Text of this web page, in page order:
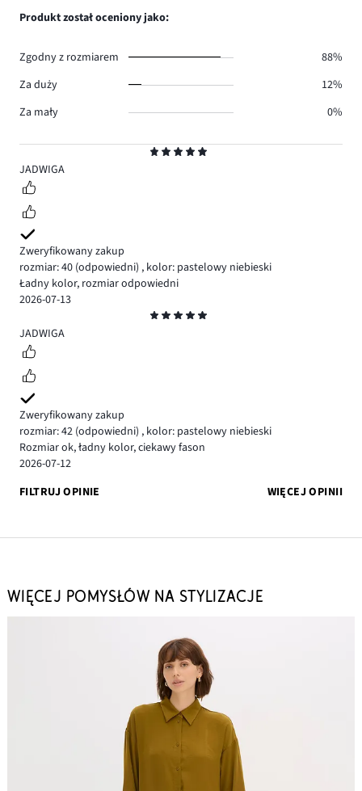
5
JADWIGA
Zweryfikowany zakup
rozmiar: 40 (odpowiedni) , kolor: pastelowy niebieski
Ładny kolor, rozmiar odpowiedni
2026-07-13
5
JADWIGA
Zweryfikowany zakup
rozmiar: 42 (odpowiedni) , kolor: pastelowy niebieski
Rozmiar ok, ładny kolor, ciekawy fason
2026-07-12
FILTRUJ OPINIE
WIĘCEJ OPINII
Produkt został oceniony jako:
Zgodny z rozmiarem
88%
Za duży
12%
Za mały
0%
WIĘCEJ POMYSŁÓW NA STYLIZACJE